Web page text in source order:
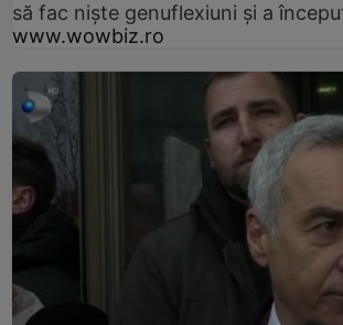
să fac niște genuflexiuni și a
www.wowbiz.ro